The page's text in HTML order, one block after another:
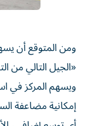
ومن المتوقع أن
«الجيل التالي من
إمكانية مضاعفة